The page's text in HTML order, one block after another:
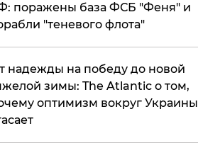
поражены база ФСБ "Феня" и
"теневого флота"
надежды на победу до новой
зимы: The Atlantic о том,
оптимизм вокруг Украины